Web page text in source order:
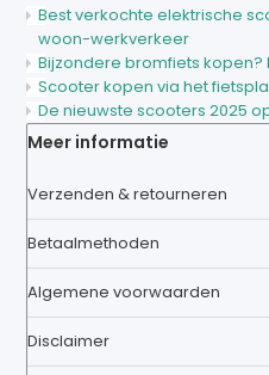
Best verkochte elektrische
woon-werkverkeer
Bijzondere bromfiets kopen?
Scooter kopen via het
De nieuwste scooters 2025
Meer informatie
Verzenden & retourneren
Betaalmethoden
Algemene voorwaarden
Disclaimer